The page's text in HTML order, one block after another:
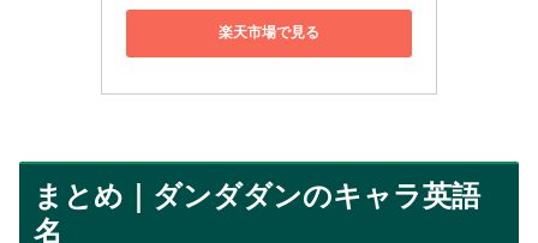
楽天市場で見る
まとめ｜ダンダダンのキャラ英語
名